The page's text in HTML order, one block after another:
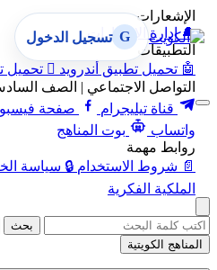
الإشعارات
🔔 إدارة الإشعارات
التطبيقات
🤖 تحميل تطبيق أندرويد  تحميل
التواصل الاجتماعي | الصف
قناة تيليجرام
صفحة
واتساب
بوت المناهج
روابط مهمة
📄 شروط الاستخدام 🔒 سياسة
الملكية الفكرية
G تسجيل الدخول
بحث
المناهج الكويتية